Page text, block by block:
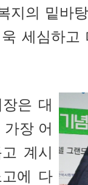
지의 밑바
세심하
은 대
장 어
계시
에 다